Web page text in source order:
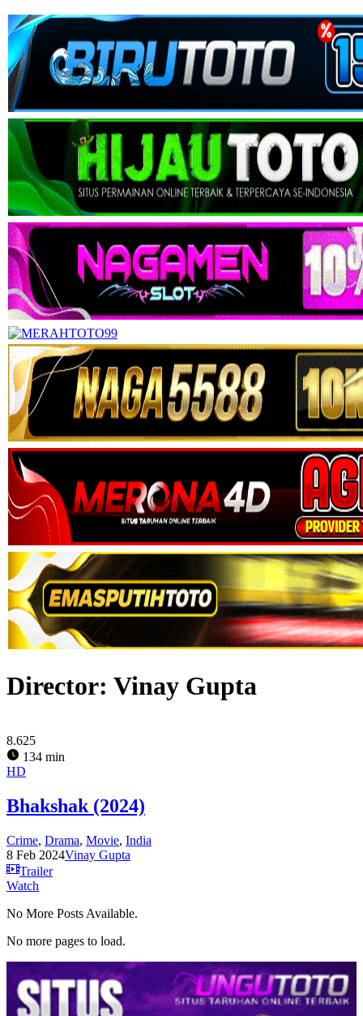
Director: Vinay Gupta
8.625
134 min
HD
Bhakshak (2024)
Crime, Drama, Movie, India
8 Feb 2024Vinay Gupta
Trailer
Watch
No More Posts Available.
No more pages to load.